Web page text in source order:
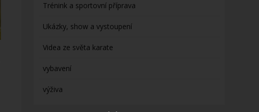
Trénink a sportovní příprava
Ukázky, show a vystoupení
Videa ze světa karate
vybavení
výživa